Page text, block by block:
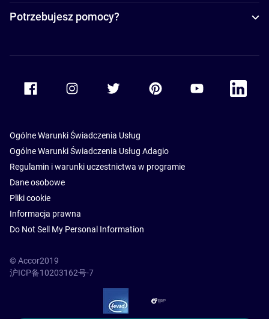
Potrzebujesz pomocy?
Accor Facebook Accor TwitterAccor PinterestAccor Youtube
Accor
Ogólne Warunki Świadczenia Usług
Ogólne Warunki Świadczenia Usług Adagio
Regulamin i warunki uczestnictwa w programie
Dane osobowe
Pliki cookie
Informacja prawna
Do Not Sell My Personal Information
© Accor2019
沪ICP备10203162号-7